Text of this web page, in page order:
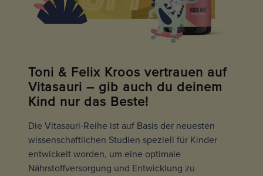
Toni & Felix Kroos vertrauen auf
Vitasauri – gib auch du deinem
Kind nur das Beste!
Die Vitasauri-Reihe ist auf Basis der neuesten
wissenschaftlichen Studien speziell für Kinder
entwickelt worden, um eine optimale
Nährstoffversorgung und Entwicklung zu